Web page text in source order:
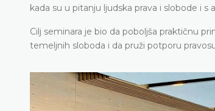
kada su u pitanju ljudska prava i slobode i
Cilj seminara je bio da poboljša praktičnu
temeljnih sloboda i da pruži potporu